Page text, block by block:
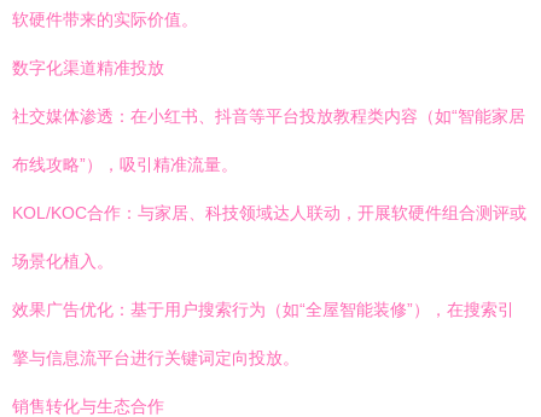
软硬件带来的实际价值。
数字化渠道精准投放
社交媒体渗透：在小红书、抖音等平台投放教程类内容（如“智能家居
布线攻略”），吸引精准流量。
KOL/KOC合作：与家居、科技领域达人联动，开展软硬件组合测评或
场景化植入。
效果广告优化：基于用户搜索行为（如“全屋智能装修”），在搜索引
擎与信息流平台进行关键词定向投放。
销售转化与生态合作